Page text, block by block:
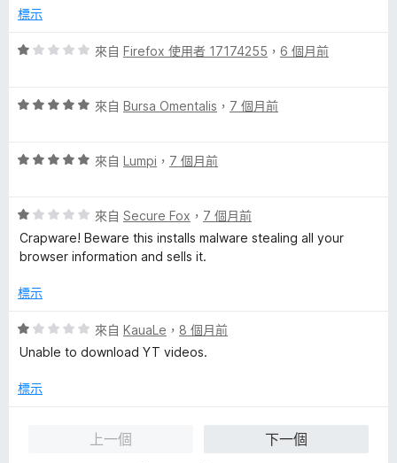
滿
5
標示
評
分
分
來自 Firefox 使用者 17174255 ， 6 個月前
評
分
分
5
分
來自 Bursa Omentalis ， 7 個月前
評
分
，
滿
5
來自 Lumpi ， 7 個月前
評
價
1
，
分
5
來自 Secure Fox ， 7 個月前
Crapware! Beware this installs malware stealing all your
browser information and sells it.
標示
評
價
分
來自 KauaLe ， 8 個月前
Unable to download YT videos.
標示
上一個
下一個